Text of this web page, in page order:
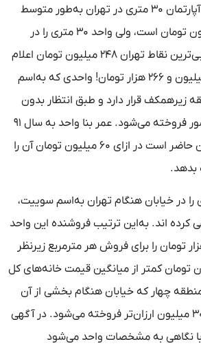
به گزارش فرارو، قیمت آپارتمان ۳۰ متری در تهران به‌طور متوسط
یک میلیارد و ۴۴۰ میلیون تومان است، ولی واحد ۳۰ متری را در
وردآورد یعنی یکی از غربی‌ترین نقاط تهران ۲۴۸ میلیون تومان اعلام
کرده‌اند؛ متری هشت میلیون و ۲۶۶ هزار تومان! واحدی که به‌اسم
قرار دارد و طبق انتظار بدون
پارکینگ، انباری و آسانسور فروخته می‌شود. عمر بنا واحد به سال ۹۱
برمی‌گردد و فروشنده آن حاضر است در ازای ۶۰ میلیون تومان آن را
بدهد.
دیگری را در خیابان هنگام تهران به‌اسم سوییت،
کرده اند. به‌این ترتیب فروشنده این واحد
۲۲ میلیون و ۵۰۰ هزار تومان را برای فروش هر مترمربع زیرنظر
حدود ۲۵ میلیون تومان کمتر از میانگین قیمت خانه‌های کل
چهار که خیابان هنگام بخشی از آن
به‌حساب می‌آید متری ۳۰ میلیون ارزان‌تر فروخته می‌شود. در آگهی
با نگاهی به مشخصات واحد می‌شود